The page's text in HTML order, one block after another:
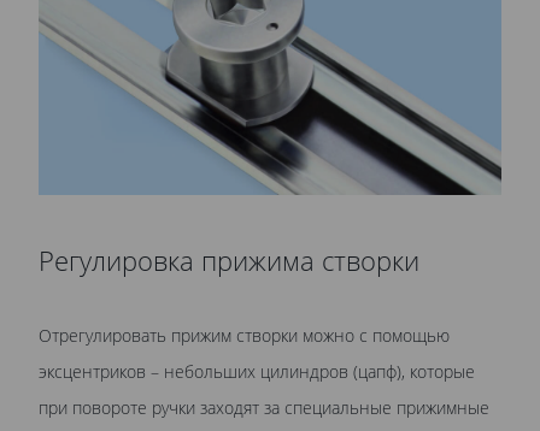
Регулировка прижима створки
Отрегулировать прижим створки можно с помощью
эксцентриков – небольших цилиндров (цапф), которые
при повороте ручки заходят за специальные прижимные